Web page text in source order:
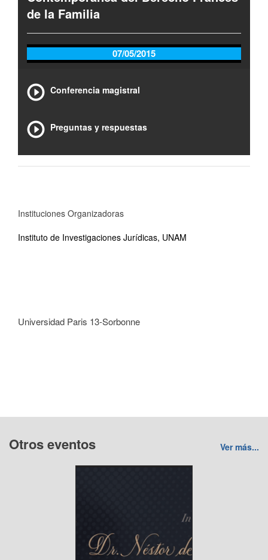
de la Familia
07/05/2015
Conferencia magistral
Preguntas y respuestas
Instituciones Organizadoras
Instituto de Investigaciones Jurídicas, UNAM
Universidad Paris 13-Sorbonne
Otros eventos Ver más...